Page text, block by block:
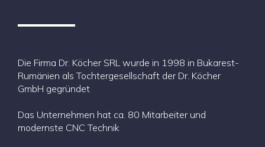
Die Firma Dr. Köcher SRL wurde in 1998 in Bukarest-
Rumänien als Tochtergesellschaft der Dr. Köcher
GmbH gegründet
Das Unternehmen hat ca. 80 Mitarbeiter und
modernste CNC Technik